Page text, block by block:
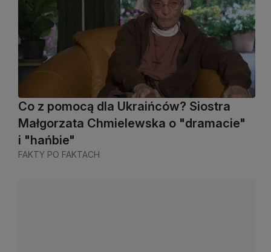
Co z pomocą dla Ukraińców? Siostra
Małgorzata Chmielewska o "dramacie"
i "hańbie"
FAKTY PO FAKTACH